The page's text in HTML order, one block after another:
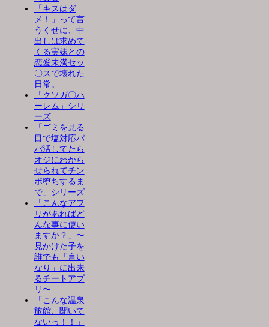
「キスはダ
メ！」って言
うくせに、中
出しは求めて
くる実妹との
恋愛未満セッ
〇スで壊れた
日常。
「クソガ〇ハ
ーレム」シリ
ーズ
「ゴミを見る
目で塩対応パ
パ活してたら
オジにわから
せられてチン
ポ堕ちするま
で」シリーズ
「こんなアプ
リがあればど
んな事に使い
ますか？」〜
見かけた子を
誰でも「言い
なり」に出来
るチートアプ
リ〜
「こんな温泉
旅館、聞いて
ないっ！！」